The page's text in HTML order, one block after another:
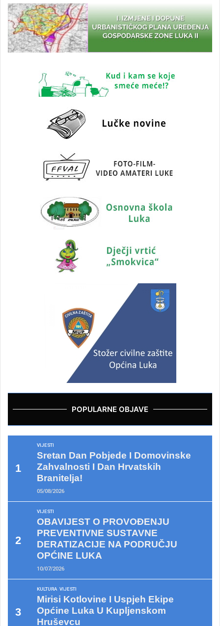
POPULARNE OBJAVE
VIJESTI
Sretan Dan Pobjede I Domovinske
Zahvalnosti I Dan Hrvatskih
Branitelja!
05/08/2026
VIJESTI
OBAVIJEST O PROVOĐENJU
PREVENTIVNE SUSTAVNE
DERATIZACIJE NA PODRUČJU
OPĆINE LUKA
10/07/2026
KULTURA VIJESTI
Mirisi Kotlovine I Uspjeh Ekipe
Općine Luka U Kupljenskom
Hruševcu